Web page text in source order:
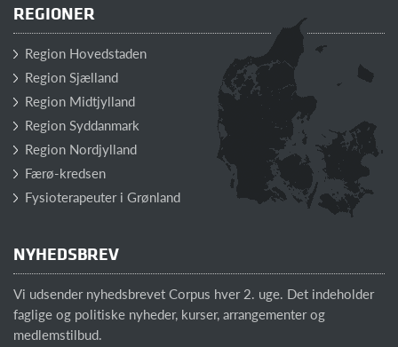
REGIONER
Region Hovedstaden
Region Sjælland
Region Midtjylland
Region Syddanmark
Region Nordjylland
Færø-kredsen
Fysioterapeuter i Grønland
NYHEDSBREV
Vi udsender nyhedsbrevet Corpus hver 2. uge. Det indeholder
faglige og politiske nyheder, kurser, arrangementer og
medlemstilbud.